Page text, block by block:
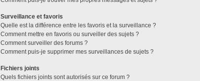
Surveillance et favoris
Quelle est la différence entre les favoris et la surveillance ?
Comment mettre en favoris ou surveiller des sujets ?
Comment surveiller des forums ?
Comment puis-je supprimer mes surveillances de sujets ?
Fichiers joints
Quels fichiers joints sont autorisés sur ce forum ?